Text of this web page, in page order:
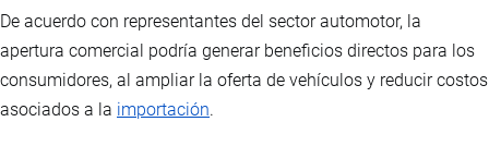
De acuerdo con representantes del sector automotor, la
apertura comercial podría generar beneficios directos para los
consumidores, al ampliar la oferta de vehículos y reducir costos
asociados a la importación.